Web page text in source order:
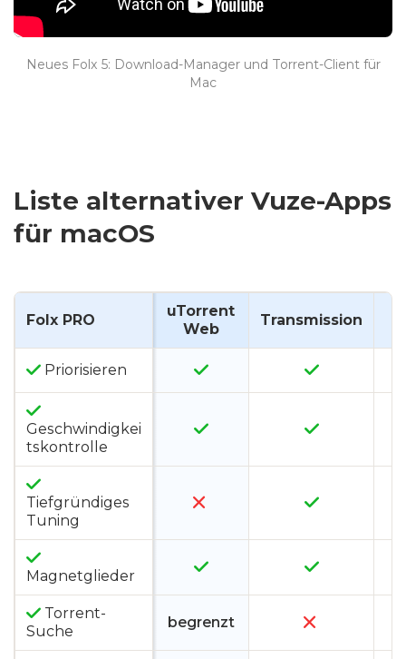
Neues Folx 5: Download-Manager und Torrent-Client für
Mac
Liste alternativer Vuze-Apps
für macOS
Folx PRO
uTorrent
Web
Transmission
Priorisieren
Geschwindigkei
tskontrolle
Tiefgründiges
Tuning
Magnetglieder
Torrent-
Suche
begrenzt